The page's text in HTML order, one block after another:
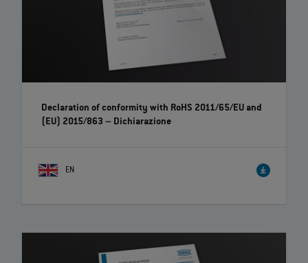
Declaration of conformity with RoHS 2011/65/EU and
(EU) 2015/863 – Dichiarazione
EN